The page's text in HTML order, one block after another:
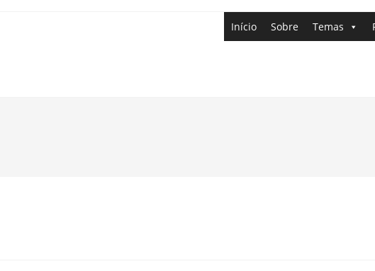
Início Sobre Temas